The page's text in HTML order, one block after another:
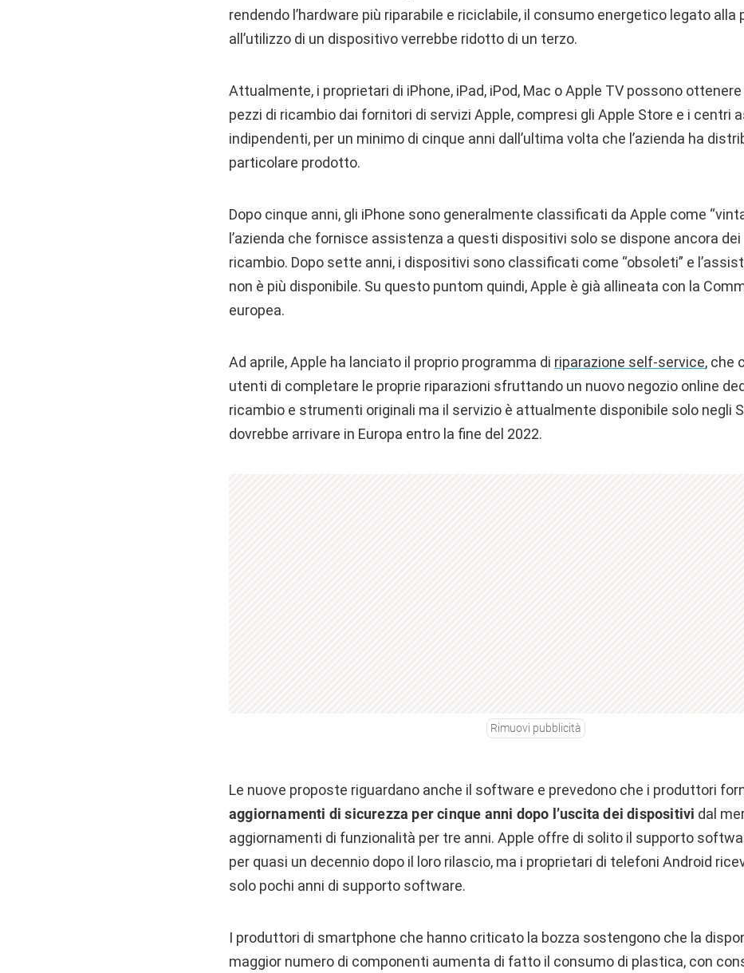
rendendo l’hardware più riparabile e riciclabile, il consumo energetico legato alla
all’utilizzo di un dispositivo verrebbe ridotto di un terzo.
Attualmente, i proprietari di iPhone, iPad, iPod, Mac o Apple TV possono
pezzi di ricambio dai fornitori di servizi Apple, compresi gli Apple Store e i centri
indipendenti, per un minimo di cinque anni dall’ultima volta che l’azienda ha
particolare prodotto.
Dopo cinque anni, gli iPhone sono generalmente classificati da Apple come
l’azienda che fornisce assistenza a questi dispositivi solo se dispone ancora dei
ricambio. Dopo sette anni, i dispositivi sono classificati come “obsoleti” e
non è più disponibile. Su questo puntom quindi, Apple è già allineata con la
europea.
Ad aprile, Apple ha lanciato il proprio programma di riparazione self-service, che
utenti di completare le proprie riparazioni sfruttando un nuovo negozio online
ricambio e strumenti originali ma il servizio è attualmente disponibile solo negli
dovrebbe arrivare in Europa entro la fine del 2022.
Rimuovi pubblicità
Le nuove proposte riguardano anche il software e prevedono che i produttori
aggiornamenti di sicurezza per cinque anni dopo l’uscita dei dispositivi dal
aggiornamenti di funzionalità per tre anni. Apple offre di solito il supporto
per quasi un decennio dopo il loro rilascio, ma i proprietari di telefoni Android
solo pochi anni di supporto software.
I produttori di smartphone che hanno criticato la bozza sostengono che la
maggior numero di componenti aumenta di fatto il consumo di plastica, con